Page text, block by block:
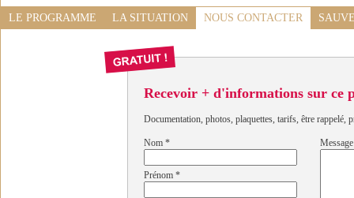
LE PROGRAMME LA SITUATION NOUS CONTACTER
Recevoir + d'informations sur ce
Documentation, photos, plaquettes, tarifs, être rappelé,
Nom *
Prénom *
Message